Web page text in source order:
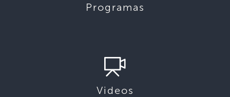
Programas
Videos